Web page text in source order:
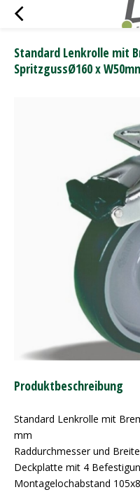
Standard Lenkrolle mit
SpritzgussØ160 x
Produktbeschreibung
Standard Lenkrolle mit
mm
Raddurchmesser und
Deckplatte mit 4
Montagelochabstand